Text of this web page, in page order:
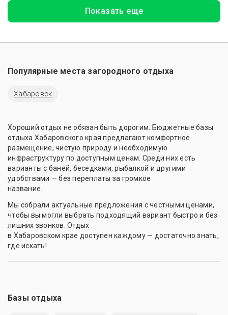
Показать еще
Популярные места загородного отдыха
Хабаровск
Хороший отдых не обязан быть дорогим. Бюджетные базы
отдыха Хабаровского края предлагают комфортное
размещение, чистую природу и необходимую
инфраструктуру по доступным ценам. Среди них есть
варианты с баней, беседками, рыбалкой и другими
удобствами — без переплаты за громкое
название.
Мы собрали актуальные предложения с честными ценами,
чтобы вы могли выбрать подходящий вариант быстро и без
лишних звонков. Отдых
в Хабаровском крае доступен каждому — достаточно знать,
где искать!
Базы отдыха